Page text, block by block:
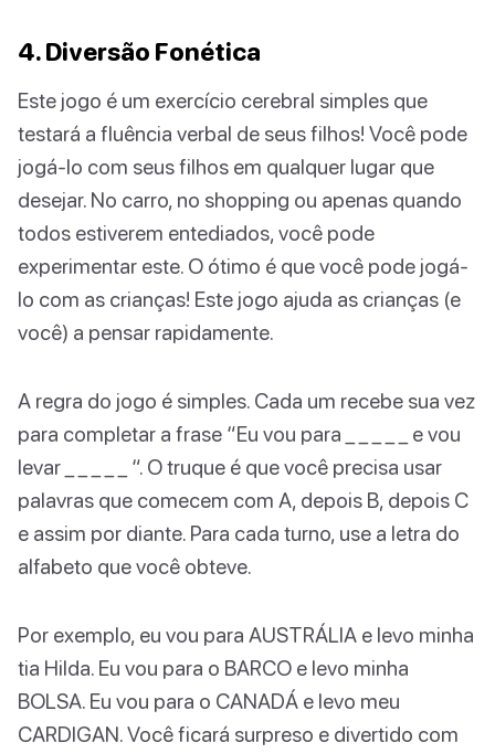
4. Diversão Fonética
Este jogo é um exercício cerebral simples que
testará a fluência verbal de seus filhos! Você pode
jogá-lo com seus filhos em qualquer lugar que
desejar. No carro, no shopping ou apenas quando
todos estiverem entediados, você pode
experimentar este. O ótimo é que você pode jogá-
lo com as crianças! Este jogo ajuda as crianças (e
você) a pensar rapidamente.
A regra do jogo é simples. Cada um recebe sua vez
para completar a frase “Eu vou para _ _ _ _ _ e vou
levar _ _ _ _ _ “. O truque é que você precisa usar
palavras que comecem com A, depois B, depois C
e assim por diante. Para cada turno, use a letra do
alfabeto que você obteve.
Por exemplo, eu vou para AUSTRÁLIA e levo minha
tia Hilda. Eu vou para o BARCO e levo minha
BOLSA. Eu vou para o CANADÁ e levo meu
CARDIGAN. Você ficará surpreso e divertido com